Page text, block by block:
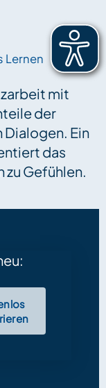
Lernen
mit
der
Dialogen. Ein
das
Gefühlen.